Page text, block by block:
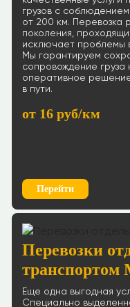
грузов с
от 200 км. Перевозка
поколения,
исключает проблемы
Мы гарантируем
сопровождение груза
оперативное
в пути.
от 16 руб/км
Перейти
Перевозки
транспортом
Еще одна выгодная
Специально